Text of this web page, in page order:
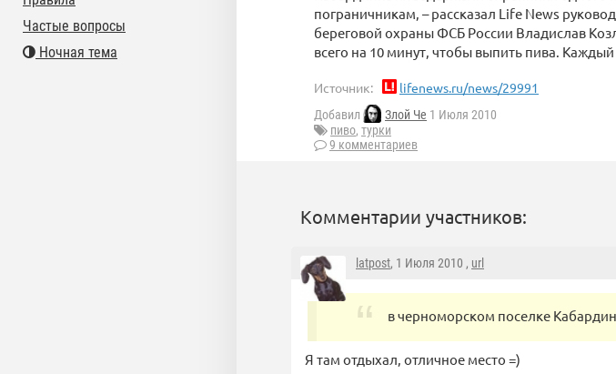
пограничникам, – рассказал Life News
береговой охраны ФСБ России Владислав
всего на 10 минут, чтобы выпить пива.
Источник: lifenews.ru/news/29991
Добавил Злой Че 1 Июля 2010
пиво, турки
9 комментариев
Комментарии участников:
latpost, 1 Июля 2010 , url
в черноморском поселке
Я там отдыхал, отличное место =)
Частые вопросы
Ночная тема